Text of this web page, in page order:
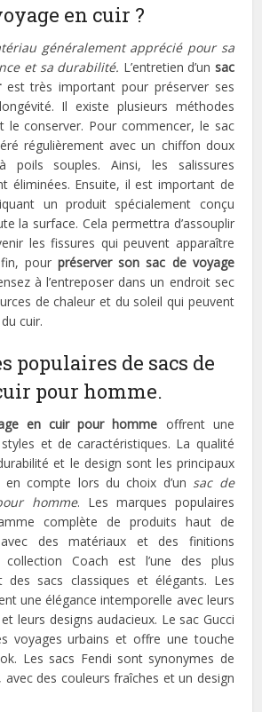
en cuir ?
généralement apprécié pour sa
et sa durabilité. L’entretien d’un sac
est très important pour préserver ses
Il existe plusieurs méthodes
le conserver. Pour commencer, le sac
régulièrement avec un chiffon doux
souples. Ainsi, les salissures
éliminées. Ensuite, il est important de
un produit spécialement conçu
la surface. Cela permettra d’assouplir
les fissures qui peuvent apparaître
pourpréserver son sac de voyage
à l’entreposer dans un endroit sec
de chaleur et du soleil qui peuvent
cuir.
populaires de sacs de
pour homme.
en cuir pour homme offrent une
et de caractéristiques. La qualité
et le design sont les principaux
compte lors du choix d’un sac de
homme. Les marques populaires
complète de produits haut de
des matériaux et des finitions
collection Coach est l’une des plus
des sacs classiques et élégants. Les
une élégance intemporelle avec leurs
leurs designs audacieux. Le sac Gucci
voyages urbains et offre une touche
Les sacs Fendi sont synonymes de
avec des couleurs fraîches et un design